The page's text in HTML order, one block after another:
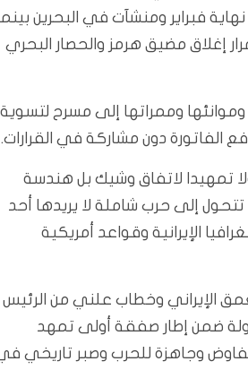
فبراير ومنشآت في البحرين
إغلاق مضيق هرمز والحصار البحري
وممراتها إلى مسرح لتسوية
الفاتورة دون مشاركة في القرارات.
تمهيدا لاتفاق وشيك بل هندسة
إلى حرب شاملة لا يريدها أحد
الإيرانية وقواعد أمريكية
الإيراني وخطاب علني من الرئيس
ضمن إطار صفقة أولى تمهد
وجاهزة للحرب وصبر تاريخي